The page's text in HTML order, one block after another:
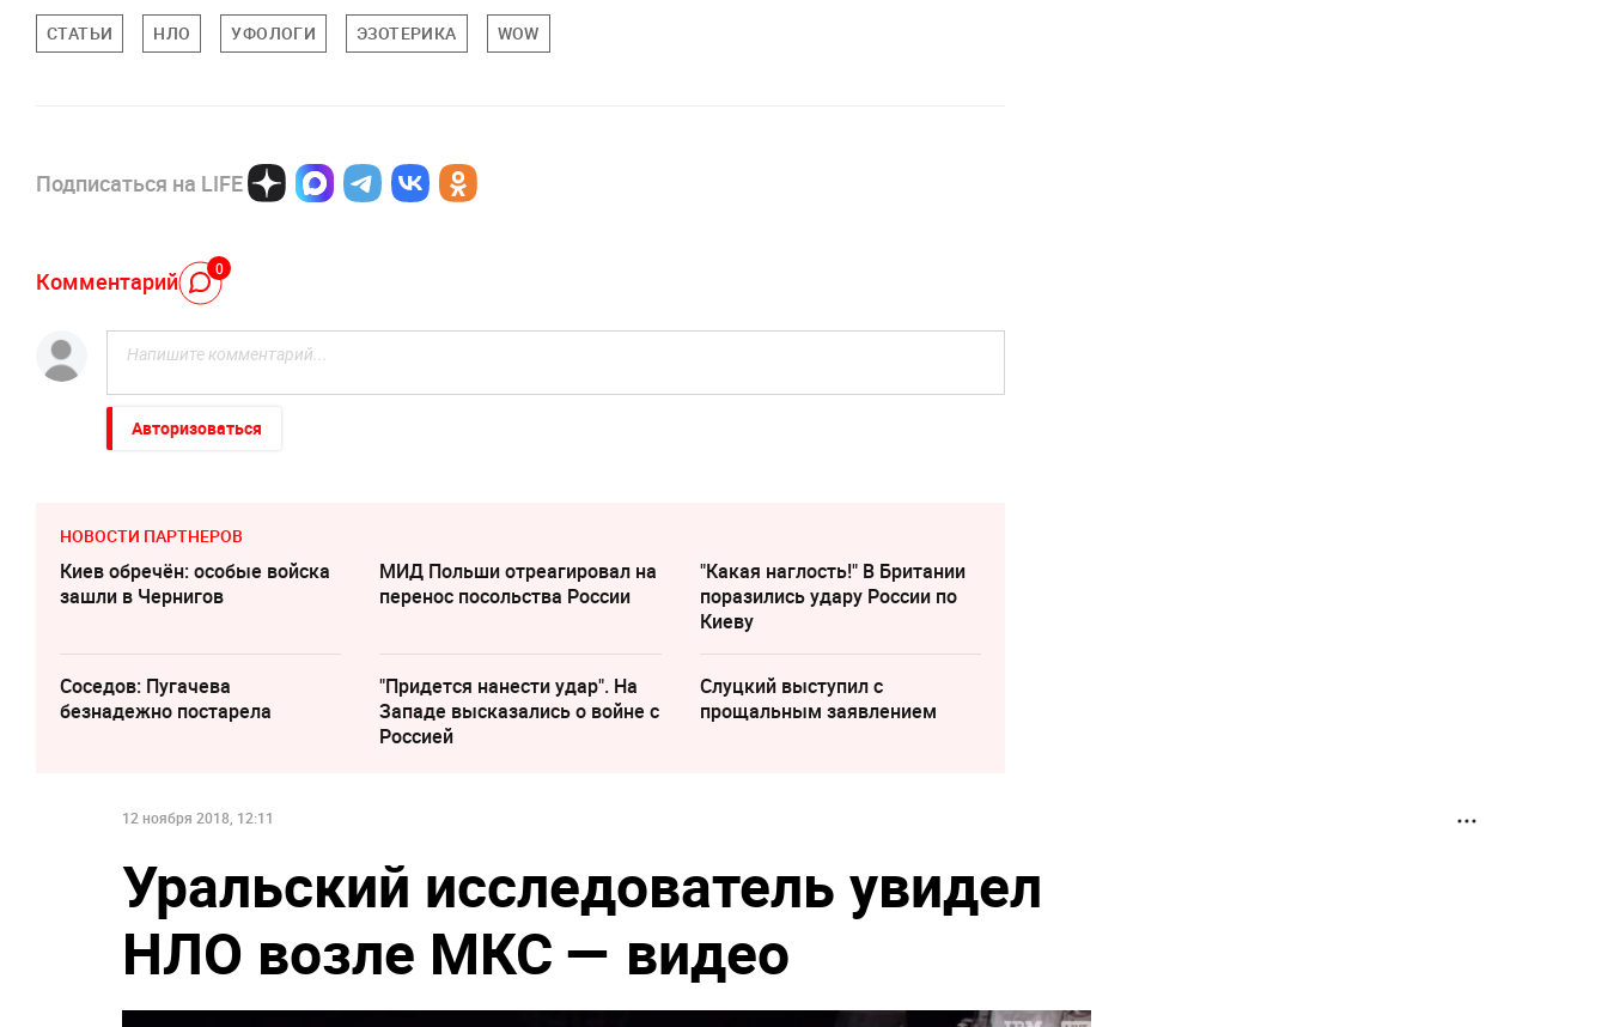
СТАТЬИ НЛО УФОЛОГИ ЭЗОТЕРИКА WOW
Подписаться на LIFE
Комментарий 0
Авторизоваться
НОВОСТИ ПАРТНЕРОВ
Киев обречён: особые войска
зашли в Чернигов
МИД Польши отреагировал на
перенос посольства России
"Какая наглость!" В Британии
поразились удару России по
Киеву
Соседов: Пугачева
безнадежно постарела
"Придется нанести удар". На
Западе высказались о войне с
Россией
Слуцкий выступил с
прощальным заявлением
12 ноября 2018, 12:11
Уральский исследователь увидел
НЛО возле МКС — видео